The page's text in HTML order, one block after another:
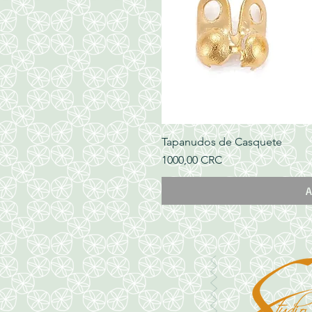
Tapanudos de Casquete
Precio
1000,00 CRC